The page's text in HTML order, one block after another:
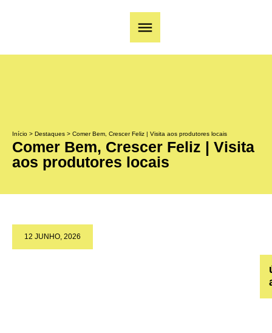
Início > Destaques > Comer Bem, Crescer Feliz | Visita aos produtores locais
Comer Bem, Crescer Feliz | Visita
aos produtores locais
12 JUNHO, 2026